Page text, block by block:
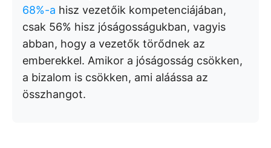
68%-a hisz vezetőik kompetenciájában,
csak 56% hisz jóságosságukban, vagyis
abban, hogy a vezetők törődnek az
emberekkel. Amikor a jóságosság csökken,
a bizalom is csökken, ami aláássa az
összhangot.